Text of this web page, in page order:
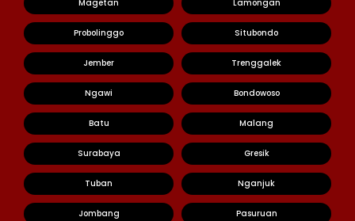
Magetan Lamongan
Probolinggo Situbondo
Jember Trenggalek
Ngawi Bondowoso
Batu Malang
Surabaya Gresik
Tuban Nganjuk
Jombang Pasuruan